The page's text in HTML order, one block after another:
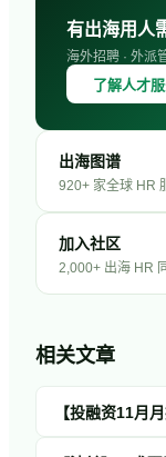
有出海用人
海外招聘 · 外派
了解人才
出海图谱
920+ 家全球 HR
加入社区
2,000+ 出海 HR
相关文章